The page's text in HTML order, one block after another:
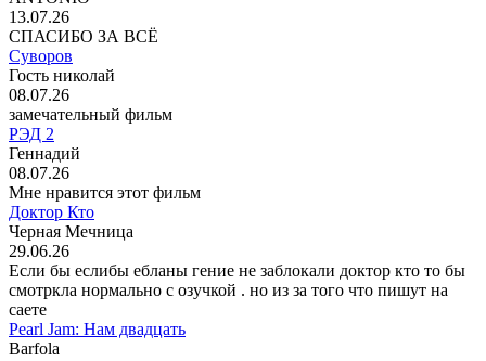
13.07.26
СПАСИБО ЗА ВСЁ
Суворов
Гость николай
08.07.26
замечательный фильм
РЭД 2
Геннадий
08.07.26
Мне нравится этот фильм
Доктор Кто
Черная Мечница
29.06.26
Если бы еслибы ебланы гение не заблокали доктор кто то бы
смотркла нормально с озучкой . но из за того что пишут на
саете
Pearl Jam: Нам двадцать
Barfola